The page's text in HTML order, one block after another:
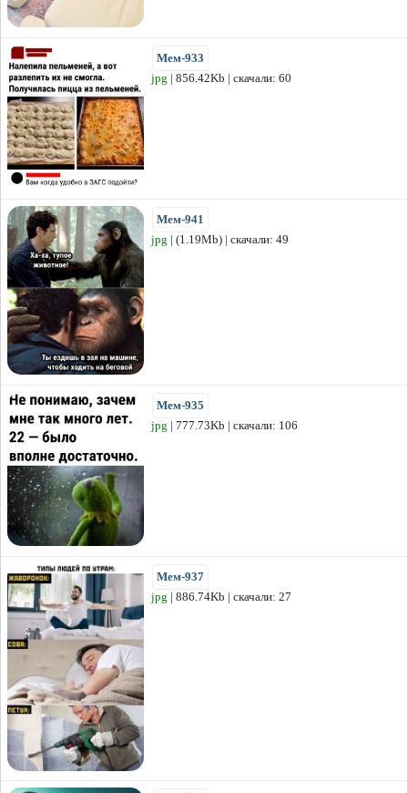
Мем-933
jpg | 856.42Kb | скачали: 60
Мем-941
jpg | (1.19Mb) | скачали: 49
Мем-935
jpg | 777.73Kb | скачали: 106
Мем-937
jpg | 886.74Kb | скачали: 27